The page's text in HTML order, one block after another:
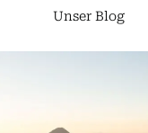
Unser Blog